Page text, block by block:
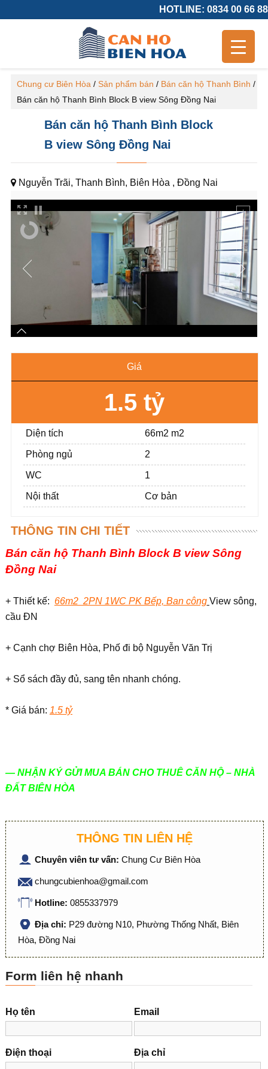
HOTLINE: 0834 00 66 88
Chung cư Biên Hòa / Sản phẩm bán / Bán căn hộ Thanh Bình /
Bán căn hộ Thanh Bình Block B view Sông Đồng Nai
Bán căn hộ Thanh Bình Block
B view Sông Đồng Nai
Nguyễn Trãi, Thanh Bình, Biên Hòa , Đồng Nai
Giá
1.5 tỷ
Diện tích 66m2 m2
Phòng ngủ 2
WC 1
Nội thất Cơ bản
THÔNG TIN CHI TIẾT
Bán căn hộ Thanh Bình Block B view Sông
Đồng Nai
+ Thiết kế: 66m2 2PN 1WC PK Bếp, Ban công View sông,
cầu ĐN
+ Cạnh chợ Biên Hòa, Phố đi bộ Nguyễn Văn Trị
+ Sổ sách đầy đủ, sang tên nhanh chóng.
* Giá bán: 1.5 tỷ
— NHẬN KÝ GỬI MUA BÁN CHO THUÊ CĂN HỘ – NHÀ
ĐẤT BIÊN HÒA
THÔNG TIN LIÊN HỆ
Chuyên viên tư vấn: Chung Cư Biên Hòa
chungcubienhoa@gmail.com
Hotline: 0855337979
Địa chỉ: P29 đường N10, Phường Thống Nhất, Biên
Hòa, Đồng Nai
Form liên hệ nhanh
Họ tên Email
Điện thoại Địa chỉ